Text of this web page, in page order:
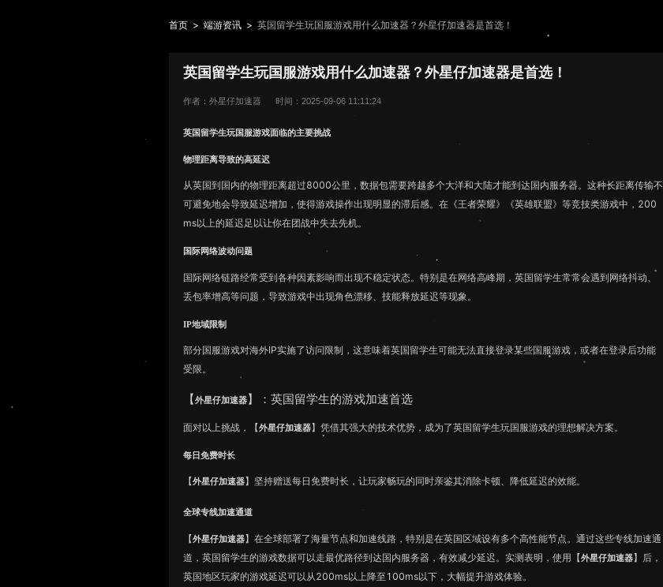
首页 > 端游资讯 > 英国留学生玩国服游戏用什么加速器？外星仔加速器是首选！
英国留学生玩国服游戏用什么加速器？外星仔加速器是首选！
作者：外星仔加速器 时间：2025-09-06 11:11:24
英国留学生玩国服游戏面临的主要挑战
物理距离导致的高延迟
从英国到国内的物理距离超过8000公里，数据包需要跨越多个大洋和大陆才能到达国内服务器。这种长距离传输不
可避免地会导致延迟增加，使得游戏操作出现明显的滞后感。在《王者荣耀》《英雄联盟》等竞技类游戏中，200
ms以上的延迟足以让你在团战中失去先机。
国际网络波动问题
国际网络链路经常受到各种因素影响而出现不稳定状态。特别是在网络高峰期，英国留学生常常会遇到网络抖动、
丢包率增高等问题，导致游戏中出现角色漂移、技能释放延迟等现象。
IP地域限制
部分国服游戏对海外IP实施了访问限制，这意味着英国留学生可能无法直接登录某些国服游戏，或者在登录后功能
受限。
【外星仔加速器】：英国留学生的游戏加速首选
面对以上挑战，【外星仔加速器】凭借其强大的技术优势，成为了英国留学生玩国服游戏的理想解决方案。
每日免费时长
【外星仔加速器】坚持赠送每日免费时长，让玩家畅玩的同时亲鉴其消除卡顿、降低延迟的效能。
全球专线加速通道
【外星仔加速器】在全球部署了海量节点和加速线路，特别是在英国区域设有多个高性能节点。通过这些专线加速通
道，英国留学生的游戏数据可以走最优路径到达国内服务器，有效减少延迟。实测表明，使用【外星仔加速器】后，
英国地区玩家的游戏延迟可以从200ms以上降至100ms以下，大幅提升游戏体验。